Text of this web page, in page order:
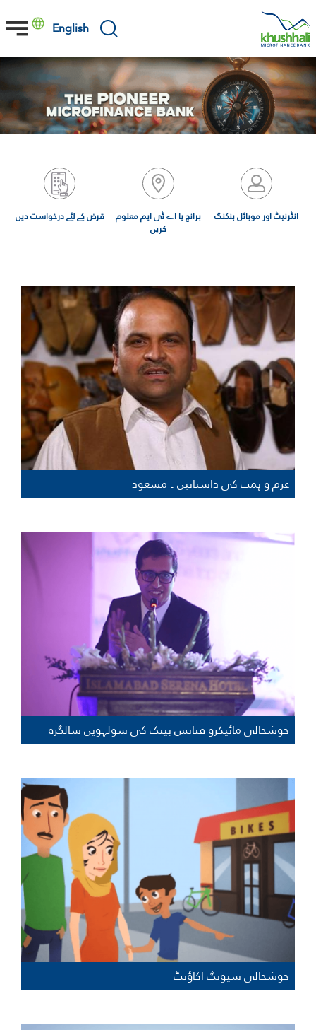
content
English
انٹرنیٹ اور موبائل بنکنگ
برانچ یا اے ٹی ایم معلوم
کریں
قرض کے لئے درخواست دیں
عزم و ہمت کی داستانیں ۔ مسعود
خوشحالی مائیکرو فنانس بینک کی سولہویں سالگرہ
خوشحالی سیونگ اکاؤنٹ